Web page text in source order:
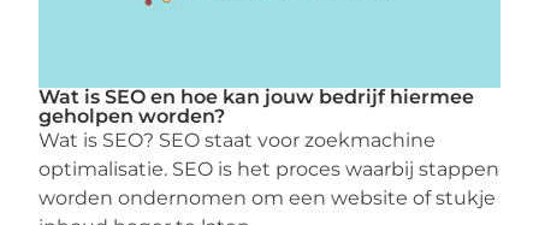
Wat is SEO en hoe kan jouw bedrijf hiermee
geholpen worden?
Wat is SEO? SEO staat voor zoekmachine
optimalisatie. SEO is het proces waarbij stappen
worden ondernomen om een ​​website of stukje